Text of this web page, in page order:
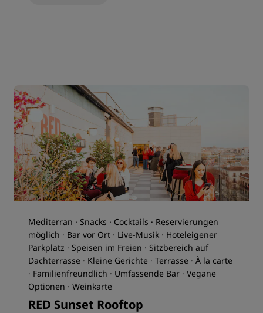
Mediterran · Snacks · Cocktails · Reservierungen
möglich · Bar vor Ort · Live-Musik · Hoteleigener
Parkplatz · Speisen im Freien · Sitzbereich auf
Dachterrasse · Kleine Gerichte · Terrasse · À la carte
· Familienfreundlich · Umfassende Bar · Vegane
Optionen · Weinkarte
RED Sunset Rooftop